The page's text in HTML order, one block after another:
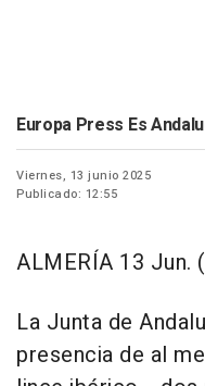
Europa Press Es
Viernes, 13 junio 2025
Publicado: 12:55
ALMERÍA 13 Jun.
La Junta de
presencia de al